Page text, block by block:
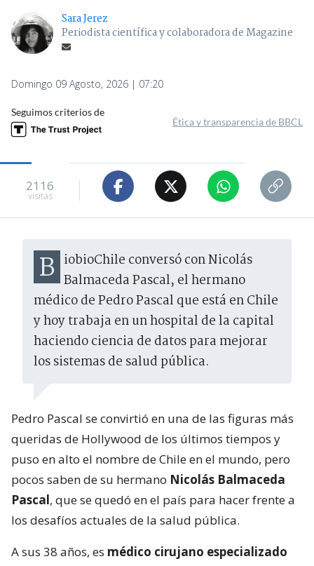
Sara Jerez
Periodista científica y colaboradora de Magazine
Domingo 09 Agosto, 2026 | 07:20
Seguimos criterios de
Ética y transparencia de BBCL
2116
visitas
BiobioChile conversó con Nicolás Balmaceda Pascal, el hermano
médico de Pedro Pascal que está en Chile
y hoy trabaja en un hospital de la capital
haciendo ciencia de datos para mejorar
los sistemas de salud pública.
Pedro Pascal se convirtió en una de las figuras más
queridas de Hollywood de los últimos tiempos y
puso en alto el nombre de Chile en el mundo, pero
pocos saben de su hermano Nicolás Balmaceda
Pascal, que se quedó en el país para hacer frente a
los desafíos actuales de la salud pública.
A sus 38 años, es médico cirujano especializado